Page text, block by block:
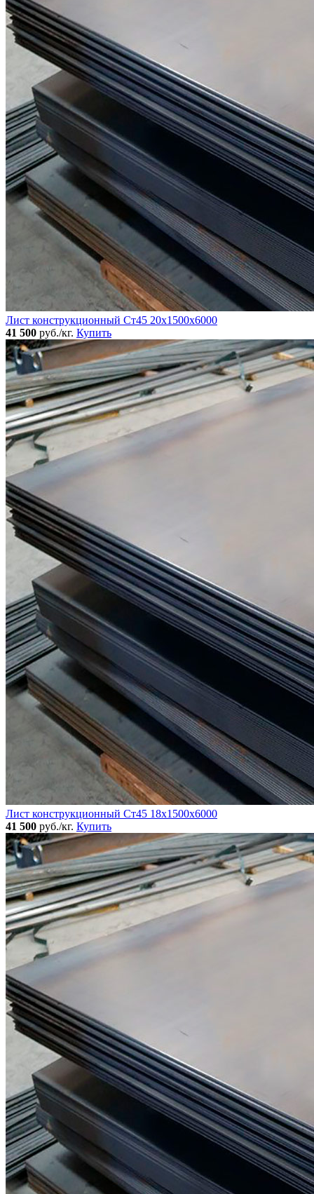
Лист конструкционный Ст45 20х1500х6000
41 500 руб./кг. Купить
Лист конструкционный Ст45 18х1500х6000
41 500 руб./кг. Купить